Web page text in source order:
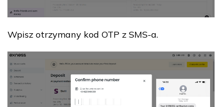
Wpisz otrzymany kod OTP z SMS-a.